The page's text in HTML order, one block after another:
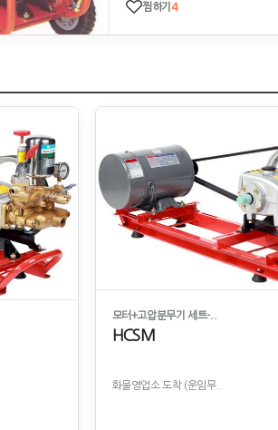
찜하기 4
모터+고압분무기 세트-..
HCSM
화물영업소 도착 (운임무..